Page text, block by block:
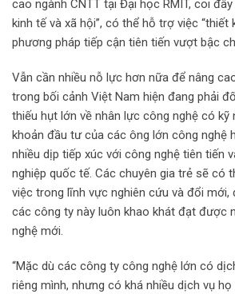
cao ngành CNTT tại Đại học RMIT, coi
kinh tế và xã hội”, có thể hỗ trợ việc
phương pháp tiếp cận tiên tiến vượt bậc
Vẫn cần nhiều nỗ lực hơn nữa để nâng
trong bối cảnh Việt Nam hiện đang phải
thiếu hụt lớn về nhân lực công nghệ có kỹ
khoản đầu tư của các ông lớn công nghệ
nhiều dịp tiếp xúc với công nghệ tiên tiến
nghiệp quốc tế. Các chuyên gia trẻ sẽ có
việc trong lĩnh vực nghiên cứu và đổi mới,
các công ty này luôn khao khát đạt được
nghệ mới.
“Mặc dù các công ty công nghệ lớn có
riêng mình, nhưng có khá nhiều dịch vụ